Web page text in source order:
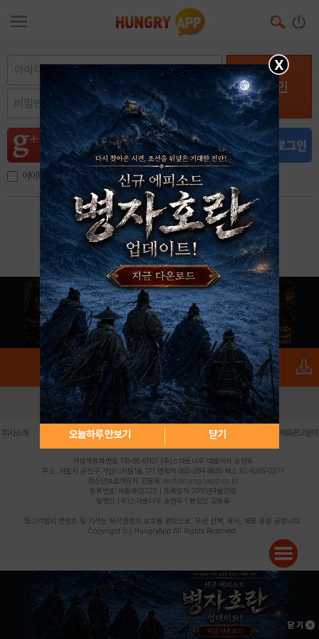
로그인
아이디, 이메일 저장
아이디 / 비밀번호 찾기 회원가입
X
오늘하루 안보기 닫기
로그인 PC버전 전체앱
회사소개 | 개인정보 처리방침 불법촬영물 신고센터 제휴광고문의
사업자등록번호:119-86-61101 (주)스마트나우 대표이사:송현두
주소: 서울시 금천구 가산디지털1로 171 연락처:063-284-8635 팩스:02-6265-0377
청소년보호책임자:김동욱 desk@hungryapp.co.kr
등록번호:서울아02322 | 등록일자:2016년4월25일
발행인:(주)스마트나우 송현두 | 편집인:김동욱
헝그리앱의 콘텐츠 및 기사는 저작권법의 보호를 받으므로, 무단 전재, 복사, 배포 등을 금합니다.
Copyright (c) HungryApp All Rights Reserved.